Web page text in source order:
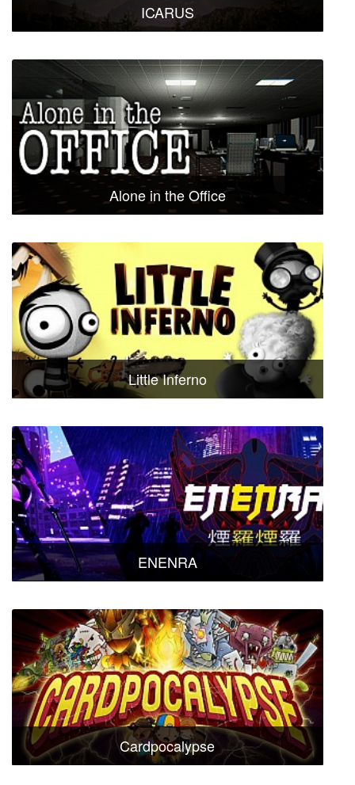
ICARUS
Alone in the Office
Little Inferno
ENENRA
Cardpocalypse